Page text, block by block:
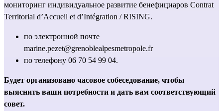
мониторинг индивидуальное развитие бенефициаров Contrat
Territorial d’Accueil et d’Intégration / RISING.
по электронной почте
marine.pezet@grenoblealpesmetropole.fr
по телефону 06 70 54 99 04.
Будет организовано часовое собеседование, чтобы
выяснить ваши потребности и дать вам соответствующий
совет.